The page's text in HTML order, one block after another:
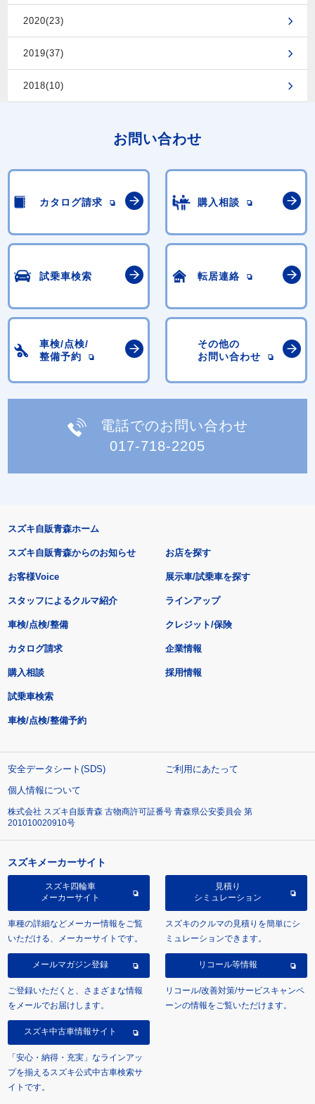
2020(23)
2019(37)
2018(10)
お問い合わせ
カタログ請求 購入相談
試乗車検索 転居連絡
車検/点検/
整備予約
その他の
お問い合わせ
電話でのお問い合わせ
017-718-2205
スズキ自販青森ホーム
スズキ自販青森からのお知らせ
お客様Voice
スタッフによるクルマ紹介
お店を探す
展示車/試乗車を探す
ラインアップ
車検/点検/整備 クレジット/保険
カタログ請求
購入相談
試乗車検索
車検/点検/整備予約
企業情報
採用情報
安全データシート(SDS)
ご利用にあたって
個人情報について
株式会社 スズキ自販青森 古物商許可証番号 青森県公安委員会 第
201010020910号
スズキメーカーサイト
スズキ四輪車
メーカーサイト
車種の詳細などメーカー情報をご覧
いただける、メーカーサイトです。
見積り
シミュレーション
スズキのクルマの見積りを簡単にシ
ミュレーションできます。
メールマガジン登録
ご登録いただくと、さまざまな情報
をメールでお届けします。
リコール等情報
リコール/改善対策/サービスキャンペ
ーンの情報をご覧いただけます。
スズキ中古車情報サイト
「安心・納得・充実」なラインアッ
プを揃えるスズキ公式中古車検索サ
イトです。